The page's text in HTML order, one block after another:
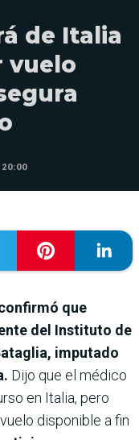
de Italia
vuelo
20:00
que
del Instituto de
imputado
Dijo que el médico
en Italia, pero
disponible a fin